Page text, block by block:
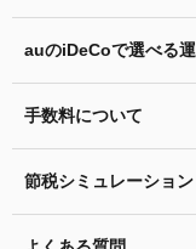
掛金と拠出限度額
iDeCoの給付金につ
脱退一時金について
iDeCoとNISAの違い
の加入方
他社のiDeCoからの
年単位拠出(掛金の
お申込書類の書き方
あなたのお金を働き
マネーのレシピ
用語集
auのiDeCoで選べる
リスク許容度診断
運用商品を知ろう
バランス型投資信託
手数料について
節税シミュレーション